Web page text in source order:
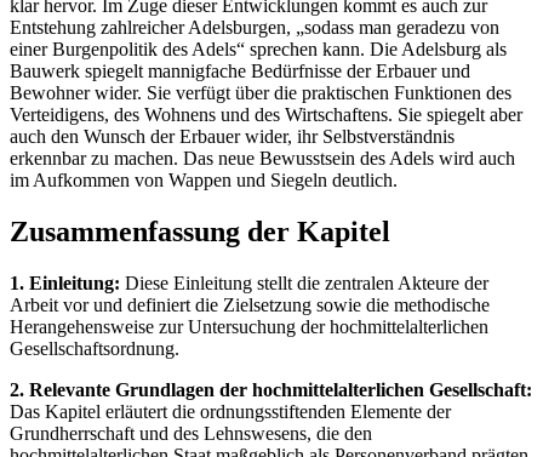
klar hervor. Im Zuge dieser Entwicklungen kommt es auch zur
Entstehung zahlreicher Adelsburgen, „sodass man geradezu von
einer Burgenpolitik des Adels“ sprechen kann. Die Adelsburg als
Bauwerk spiegelt mannigfache Bedürfnisse der Erbauer und
Bewohner wider. Sie verfügt über die praktischen Funktionen des
Verteidigens, des Wohnens und des Wirtschaftens. Sie spiegelt aber
auch den Wunsch der Erbauer wider, ihr Selbstverständnis
erkennbar zu machen. Das neue Bewusstsein des Adels wird auch
im Aufkommen von Wappen und Siegeln deutlich.
Zusammenfassung der Kapitel
1. Einleitung: Diese Einleitung stellt die zentralen Akteure der
Arbeit vor und definiert die Zielsetzung sowie die methodische
Herangehensweise zur Untersuchung der hochmittelalterlichen
Gesellschaftsordnung.
2. Relevante Grundlagen der hochmittelalterlichen Gesellschaft:
Das Kapitel erläutert die ordnungsstiftenden Elemente der
Grundherrschaft und des Lehnswesens, die den